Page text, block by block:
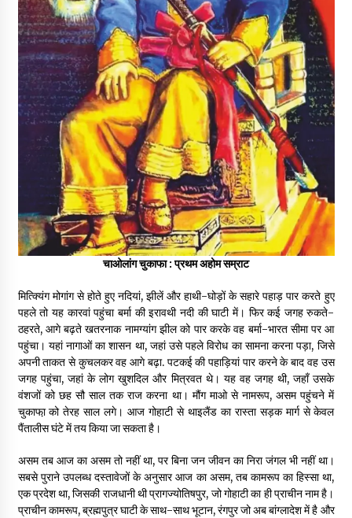
यह समझना ज़्यादा ज़रूरी कि किसको सत्ता में नहीं आना चाहिए
3 years ago
कुमार प्रशांत को मातृशोक
3 years ago
चाओलांग चुकाफा : प्रथम अहोम सम्राट
मित्क्यिंग मोगांग से होते हुए नदियां, झीलें और हाथी-घोड़ों के सहारे पहाड़ पार करते हुए
पहले तो यह कारवां पहुंचा बर्मा की इरावथी नदी की घाटी में। फिर कई जगह रुकते-
ठहरते, आगे बढ़ते खतरनाक नामग्यांग झील को पार करके वह बर्मा-भारत सीमा पर आ
पहुंचा। यहां नागाओं का शासन था, जहां उसे पहले विरोध का सामना करना पड़ा, जिसे
अपनी ताकत से कुचलकर वह आगे बढ़ा. पटकई की पहाड़ियां पार करने के बाद वह उस
जगह पहुंचा, जहां के लोग खुशदिल और मित्रवत थे। यह वह जगह थी, जहाँ उसके
वंशजों को छह सौ साल तक राज करना था। मौंग माओ से नामरूप, असम पहुंचने में
चुकाफा़ को तेरह साल लगे। आज गोहाटी से थाइलैंड का रास्ता सड़क मार्ग से केवल
पैंतालीस घंटे में तय किया जा सकता है।
असम तब आज का असम तो नहीं था, पर बिना जन जीवन का निरा जंगल भी नहीं था।
सबसे पुराने उपलब्ध दस्तावेजों के अनुसार आज का असम, तब कामरूप का हिस्सा था,
एक प्रदेश था, जिसकी राजधानी थी प्रागज्योतिषपुर, जो गोहाटी का ही प्राचीन नाम है।
प्राचीन कामरूप, ब्रह्मपुत्र घाटी के साथ-साथ भूटान, रंगपुर जो अब बांग्लादेश में है और